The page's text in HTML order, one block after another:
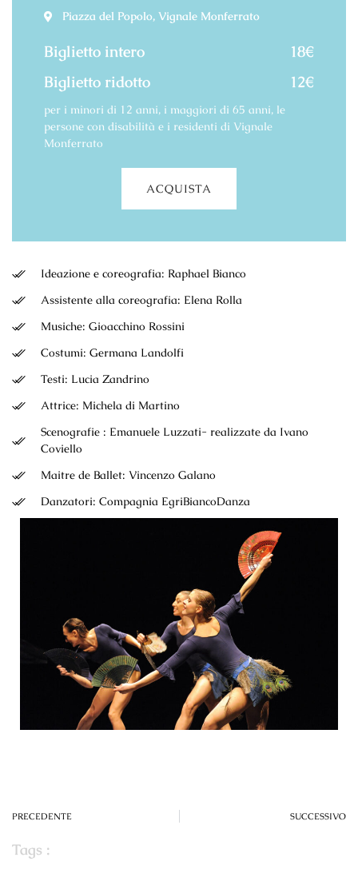
Piazza del Popolo, Vignale Monferrato
Biglietto intero
18€
Biglietto ridotto
12€
per i minori di 12 anni, i maggiori di 65 anni, le
persone con disabilità e i residenti di Vignale
Monferrato
ACQUISTA
Ideazione e coreografia: Raphael Bianco
Assistente alla coreografia: Elena Rolla
Musiche: Gioacchino Rossini
Costumi: Germana Landolfi
Testi: Lucia Zandrino
Attrice: Michela di Martino
Scenografie : Emanuele Luzzati- realizzate da Ivano
Coviello
Maitre de Ballet: Vincenzo Galano
Danzatori: Compagnia EgriBiancoDanza
PRECEDENTE SUCCESSIVO
Tags :